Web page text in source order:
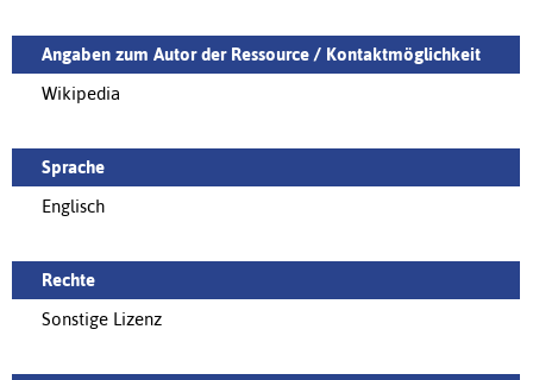
Angaben zum Autor der Ressource / Kontaktmöglichkeit
Wikipedia
Sprache
Englisch
Rechte
Sonstige Lizenz